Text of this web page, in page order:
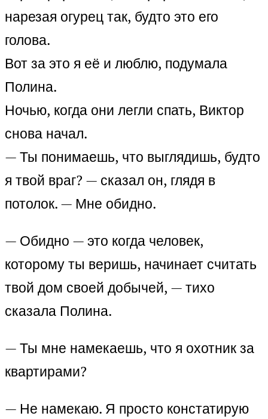
нарезая огурец так, будто это его
голова.
Вот за это я её и люблю, подумала
Полина.
Ночью, когда они легли спать, Виктор
снова начал.
— Ты понимаешь, что выглядишь, будто
я твой враг? — сказал он, глядя в
потолок. — Мне обидно.
— Обидно — это когда человек,
которому ты веришь, начинает считать
твой дом своей добычей, — тихо
сказала Полина.
— Ты мне намекаешь, что я охотник за
квартирами?
— Не намекаю. Я просто констатирую